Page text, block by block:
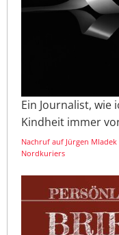
Ein Journalist, wie
Kindheit immer
Nachruf auf Jürgen
Nordkuriers